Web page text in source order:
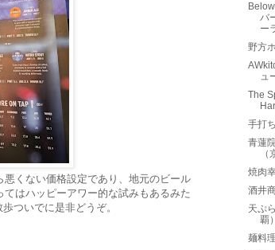
くない価格設定であり、地元のビール
はハッピーアワー的な試みもあるみた
ついでに是非どうぞ。
バ
ー
野方
ュ
The
手打
青蓮
焼肉
酒井
天ぷ
覇
麺料